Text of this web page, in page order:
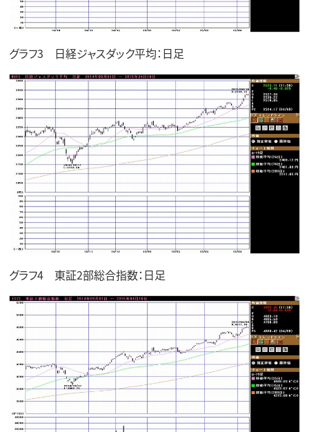
グラフ3 日経ジャスダック平均：日足
グラフ4 東証2部総合指数：日足